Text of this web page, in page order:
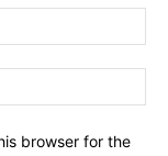
browser for the